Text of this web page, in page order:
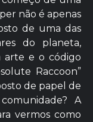
não é apenas
de uma das
do planeta,
arte e o código
Raccoon”
de papel de
A
vermos como